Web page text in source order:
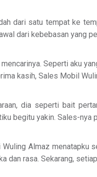
dari satu tempat ke
dari kebebasan yang
Seperti aku
kasih, Sales Mobil
dia seperti bait
begitu yakin. Sales-nya
Wuling Almaz
dan rasa. Sekarang,